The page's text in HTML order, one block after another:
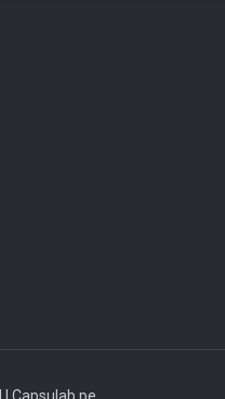
| Capsulab.pe